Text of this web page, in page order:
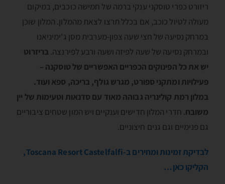
ריזורט כפרי טוסקני ענקי ברמה של חמישה כוכבים, במיקום
מעולה לטיול כוכב, אם בכלל תרצו לצאת מהמלון. המלון שוכן
במרחק נסיעה של חצי שעה צפון-מערבית מסן ג'ימיניאנו
ובמרחק נסיעה של שעה לפיזה ושעה ורבע לפירנצה. בריזרוט
יש את כל הפינוקים הכפריים האפשריים של טוסקנה –
פעילויות ומתקני ספורט, מגרש גולף, בריכה, ספא ועוד.
במלון רמת קולינריה גבוהה מאוד עם סדנאות וטעימות של יין
משובח. חדרי המלון חדישים וענקיים ויש המון שטחים ציבוריים
גם פנימיים וגם גנים חיצוניים.
לבדיקת זמינות ומחירים ב-Toscana Resort Castelfalfi,
הקליקו כאן…